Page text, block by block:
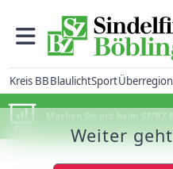
Kreis BBBlaulichtSport
Machen Sie mit beim SZ/
Weiter